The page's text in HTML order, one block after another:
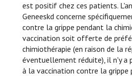
est positif chez ces patients.
Geneeskd concerne
contre la grippe pendant la
vaccination soit offerte de
chimiothérapie (en raison de la
éventuellement réduite), il n'y a
à la vaccination contre la grippe